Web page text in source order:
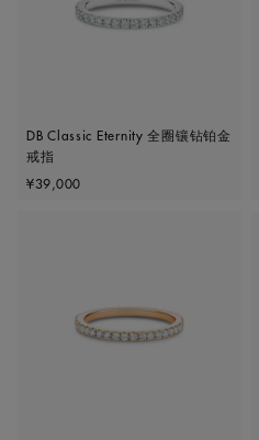
DB Classic Eternity 全圈镶钻铂金
戒指
Original price
¥39,000